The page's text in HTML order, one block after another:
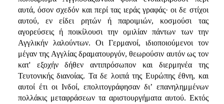
αυτά, όσον σχεδόν και περί τας ιεράς γραφάς· οι δε στίχοι
αυτού, εν είδει ρητών ή παροιμιών, κοσμούσι τας
αγορεύσεις ή ποικίλουσι την ομιλίαν πάντων των την
Αγγλικήν λαλούντων. Οι Γερμανοί, ιδιοποιούμενοι τον
μέγαν της Αγγλίας δραματουργόν, θεωρούσιν αυτόν ως τον
κατ' εξοχήν δήθεν αντιπρόσωπον και διερμηνέα της
Τευτονικής διανοίας. Τα δε λοιπά της Ευρώπης έθνη, και
αυτοί έτι οι Ινδοί, επολιτογράφησαν δι’ επανηλημμένων
πολλάκις μεταφράσεων τα αριστουργήματα αυτού. Εκτός